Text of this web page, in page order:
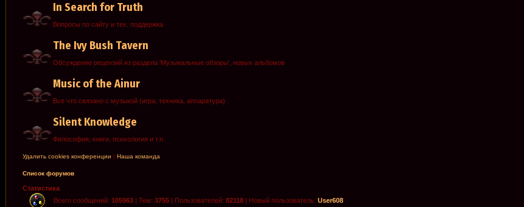
In Search for Truth
Вопросы по сайту и тех. поддержка
The Ivy Bush Tavern
Обсуждение рецензий из раздела 'Музыкальные обзоры', новых альбомов
Music of the Ainur
Все что связано с музыкой (игра, техника, аппаратура)
Silent Knowledge
Философия, книги, психология и т.п.
Удалить cookies конференции | Наша команда
Список форумов
Статистика
Всего сообщений: 105963 | Тем: 3755 | Пользователей: 82118 | Новый пользователь: User608